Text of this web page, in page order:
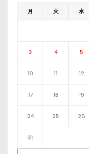
月 火 水
3 4 5
10 11 12
17 18 19
24 25 26
31